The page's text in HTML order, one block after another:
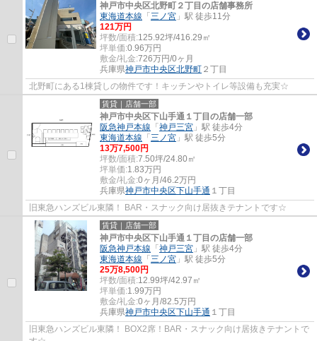
神戸市中央区北野町２丁目の店舗事務所
東海道本線 「 三ノ宮 」駅 徒歩11分
121万円
坪数/面積:125.92坪/416.29㎡
坪単価:0.96万円
敷金/礼金:726万円/0ヶ月
兵庫県神戸市中央区北野町 ２丁目
北野町にある1棟貸しの物件です！キッチンやトイレ等設備も充実☆
賃貸｜店舗一部
神戸市中央区下山手通１丁目の店舗一部
阪急神戸本線 「 神戸三宮 」駅 徒歩4分
東海道本線 「 三ノ宮 」駅 徒歩5分
13万7,500円
坪数/面積:7.50坪/24.80㎡
坪単価:1.83万円
敷金/礼金:0ヶ月/46.2万円
兵庫県神戸市中央区下山手通 １丁目
旧東急ハンズビル東隣！ BAR・スナック向け居抜きテナントです☆
賃貸｜店舗一部
神戸市中央区下山手通１丁目の店舗一部
阪急神戸本線 「 神戸三宮 」駅 徒歩4分
東海道本線 「 三ノ宮 」駅 徒歩5分
25万8,500円
坪数/面積:12.99坪/42.97㎡
坪単価:1.99万円
敷金/礼金:0ヶ月/82.5万円
兵庫県神戸市中央区下山手通 １丁目
旧東急ハンズビル東隣！ BOX2席！BAR・スナック向け居抜きテナントで